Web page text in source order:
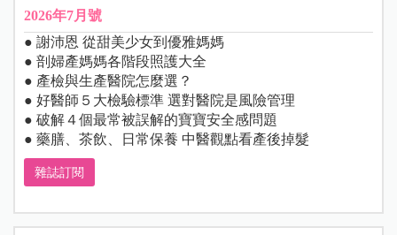
2026年7月號
● 謝沛恩 從甜美少女到優雅媽媽
● 剖婦產媽媽各階段照護大全
● 產檢與生產醫院怎麼選？
● 好醫師５大檢驗標準 選對醫院是風險管理
● 破解４個最常被誤解的寶寶安全感問題
● 藥膳、茶飲、日常保養 中醫觀點看產後掉髮
雜誌訂閱